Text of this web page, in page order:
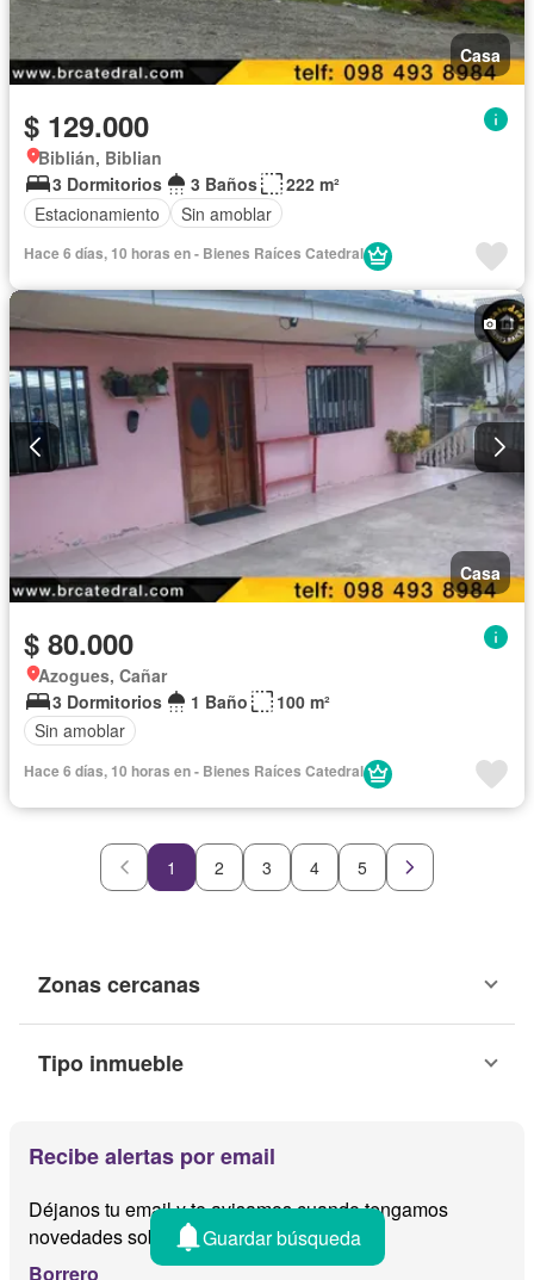
Casa
$ 129.000
Biblián, Biblian
3 Dormitorios
3 Baños
222 m²
Estacionamiento
Sin amoblar
Hace 6 días, 10 horas en - Bienes Raíces Catedral
Casa
$ 80.000
Azogues, Cañar
3 Dormitorios
1 Baño
100 m²
Sin amoblar
Hace 6 días, 10 horas en - Bienes Raíces Catedral
1 2 3 4 5
Zonas cercanas
Tipo inmueble
Recibe alertas por email
Déjanos tu email y te avisamos cuando tengamos
novedades sobre
Borrero
Guardar búsqueda